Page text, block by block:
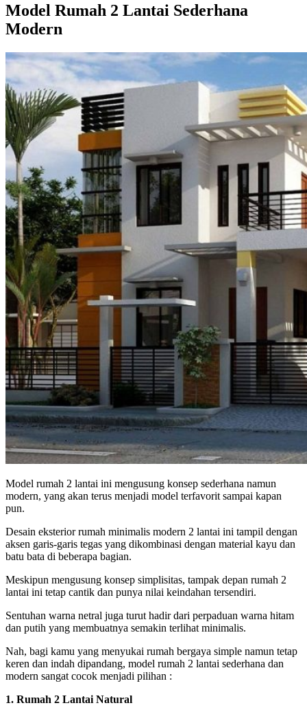
Model Rumah 2 Lantai Sederhana
Modern
Model rumah 2 lantai ini mengusung konsep sederhana namun
modern, yang akan terus menjadi model terfavorit sampai kapan
pun.
Desain eksterior rumah minimalis modern 2 lantai ini tampil dengan
aksen garis-garis tegas yang dikombinasi dengan material kayu dan
batu bata di beberapa bagian.
Meskipun mengusung konsep simplisitas, tampak depan rumah 2
lantai ini tetap cantik dan punya nilai keindahan tersendiri.
Sentuhan warna netral juga turut hadir dari perpaduan warna hitam
dan putih yang membuatnya semakin terlihat minimalis.
Nah, bagi kamu yang menyukai rumah bergaya simple namun tetap
keren dan indah dipandang, model rumah 2 lantai sederhana dan
modern sangat cocok menjadi pilihan :
1. Rumah 2 Lantai Natural